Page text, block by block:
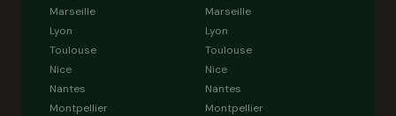
Marseille
Lyon
Toulouse
Nice
Nantes
Montpellier
Marseille
Lyon
Toulouse
Nice
Nantes
Montpellier